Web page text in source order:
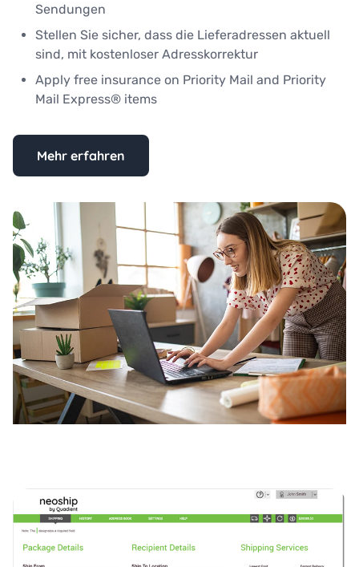
Sendungen
Stellen Sie sicher, dass die Lieferadressen aktuell
sind, mit kostenloser Adresskorrektur
Apply free insurance on Priority Mail and Priority
Mail Express® items
Mehr erfahren